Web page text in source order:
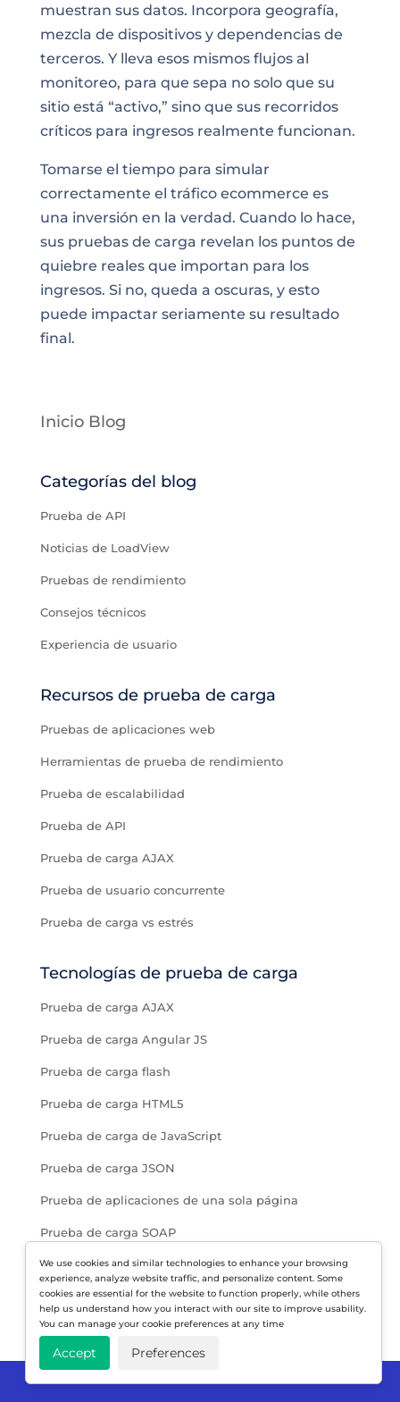
muestran sus datos. Incorpora geografía,
mezcla de dispositivos y dependencias de
terceros. Y lleva esos mismos flujos al
monitoreo, para que sepa no solo que su
sitio está “activo,” sino que sus recorridos
críticos para ingresos realmente funcionan.
Tomarse el tiempo para simular
correctamente el tráfico ecommerce es
una inversión en la verdad. Cuando lo hace,
sus pruebas de carga revelan los puntos de
quiebre reales que importan para los
ingresos. Si no, queda a oscuras, y esto
puede impactar seriamente su resultado
final.
Inicio Blog
Categorías del blog
Prueba de API
Noticias de LoadView
Pruebas de rendimiento
Consejos técnicos
Experiencia de usuario
Recursos de prueba de carga
Pruebas de aplicaciones web
Herramientas de prueba de rendimiento
Prueba de escalabilidad
Prueba de API
Prueba de carga AJAX
Prueba de usuario concurrente
Prueba de carga vs estrés
Tecnologías de prueba de carga
Prueba de carga AJAX
Prueba de carga Angular JS
Prueba de carga flash
Prueba de carga HTML5
Prueba de carga de JavaScript
Prueba de carga JSON
Prueba de aplicaciones de una sola página
Prueba de carga SOAP
Prueba de carga REST de WebAPI
Prueba de carga de WebSockets
We use cookies and similar technologies to enhance your browsing
experience, analyze website traffic, and personalize content. Some
cookies are essential for the website to function properly, while others
help us understand how you interact with our site to improve usability.
You can manage your cookie preferences at any time
Accept Preferences